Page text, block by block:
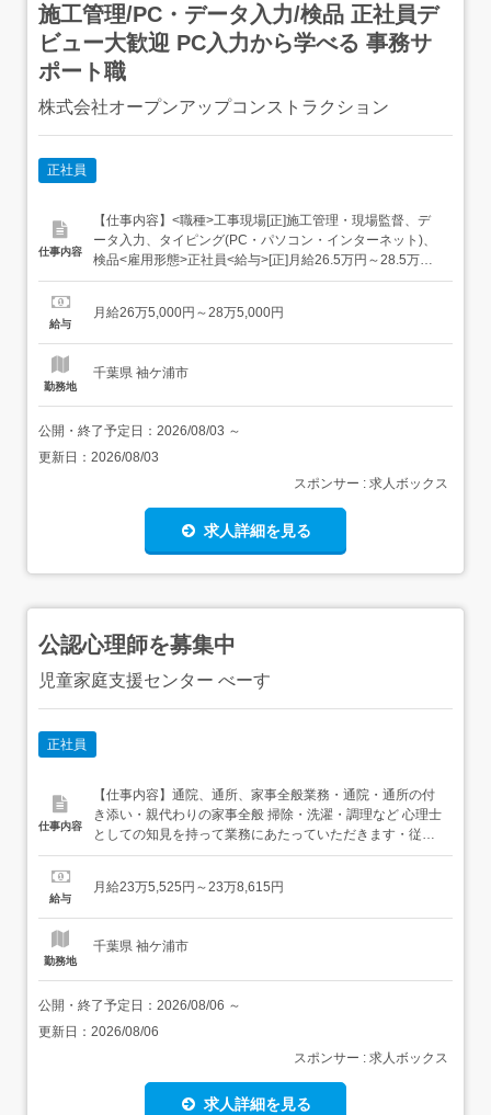
施工管理/PC・データ入力/検品 正社員デ
ビュー大歓迎 PC入力から学べる 事務サ
ポート職
株式会社オープンアップコンストラクション
正社員
仕事内容
【仕事内容】<職種>工事現場[正]施工管理・現場監督、デ
ータ入力、タイピング(PC・パソコン・インターネット)、
検品<雇用形態>正社員<給与>[正]月給26.5万円～28.5万円
交通費:全額支給 試用期間3ヶ月(雇用形態は本採用時と同条
与が異なる)2～3ヵ月目東京1ヵ月目:月給23.9万円～2～3ヶ
給与
月給26万5,000円～28万5,000円
勤務地
千葉県 袖ケ浦市
公開・終了予定日： 2026/08/03 ～
更新日： 2026/08/03
スポンサー : 求人ボックス
求人詳細を見る
公認心理師を募集中
児童家庭支援センター べーす
正社員
仕事内容
【仕事内容】通院、通所、家事全般業務・通院・通所の付
き添い・親代わりの家事全般 掃除・洗濯・調理など 心理士
としての知見を持って業務にあたっていただきます・従事
すべき業務の変更の範囲本人の希望により変更の可能性あ
事業所・2キロ圏内へ転勤の可能性あり 【経験・資格】<応
給与
月給23万5,525円～23万8,615円
勤務地
千葉県 袖ケ浦市
公開・終了予定日： 2026/08/06 ～
更新日： 2026/08/06
スポンサー : 求人ボックス
求人詳細を見る